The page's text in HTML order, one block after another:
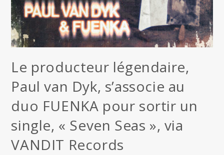
Le producteur légendaire,
Paul van Dyk, s’associe au
duo FUENKA pour sortir un
single, « Seven Seas », via
VANDIT Records